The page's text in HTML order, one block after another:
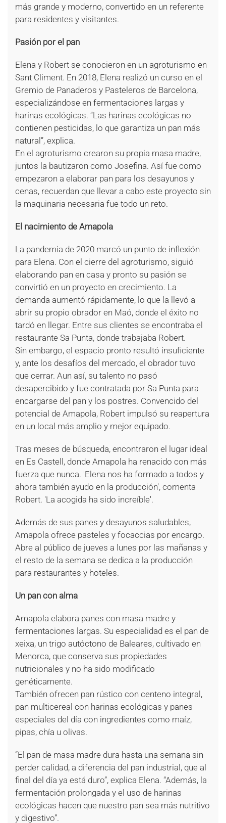
más grande y moderno, convertido en un referente
para residentes y visitantes.
Pasión por el pan
Elena y Robert se conocieron en un agroturismo en
Sant Climent. En 2018, Elena realizó un curso en el
Gremio de Panaderos y Pasteleros de Barcelona,
especializándose en fermentaciones largas y
harinas ecológicas. “Las harinas ecológicas no
contienen pesticidas, lo que garantiza un pan más
natural”, explica.
En el agroturismo crearon su propia masa madre,
juntos la bautizaron como Josefina. Así fue como
empezaron a elaborar pan para los desayunos y
cenas, recuerdan que llevar a cabo este proyecto sin
la maquinaria necesaria fue todo un reto.
El nacimiento de Amapola
La pandemia de 2020 marcó un punto de inflexión
para Elena. Con el cierre del agroturismo, siguió
elaborando pan en casa y pronto su pasión se
convirtió en un proyecto en crecimiento. La
demanda aumentó rápidamente, lo que la llevó a
abrir su propio obrador en Maó, donde el éxito no
tardó en llegar. Entre sus clientes se encontraba el
restaurante Sa Punta, donde trabajaba Robert.
Sin embargo, el espacio pronto resultó insuficiente
y, ante los desafíos del mercado, el obrador tuvo
que cerrar. Aun así, su talento no pasó
desapercibido y fue contratada por Sa Punta para
encargarse del pan y los postres. Convencido del
potencial de Amapola, Robert impulsó su reapertura
en un local más amplio y mejor equipado.
Tras meses de búsqueda, encontraron el lugar ideal
en Es Castell, donde Amapola ha renacido con más
fuerza que nunca. 'Elena nos ha formado a todos y
ahora también ayudo en la producción', comenta
Robert. 'La acogida ha sido increíble'.
Además de sus panes y desayunos saludables,
Amapola ofrece pasteles y focaccias por encargo.
Abre al público de jueves a lunes por las mañanas y
el resto de la semana se dedica a la producción
para restaurantes y hoteles.
Un pan con alma
Amapola elabora panes con masa madre y
fermentaciones largas. Su especialidad es el pan de
xeixa, un trigo autóctono de Baleares, cultivado en
Menorca, que conserva sus propiedades
nutricionales y no ha sido modificado
genéticamente.
También ofrecen pan rústico con centeno integral,
pan multicereal con harinas ecológicas y panes
especiales del día con ingredientes como maíz,
pipas, chía u olivas.
“El pan de masa madre dura hasta una semana sin
perder calidad, a diferencia del pan industrial, que al
final del día ya está duro”, explica Elena. “Además, la
fermentación prolongada y el uso de harinas
ecológicas hacen que nuestro pan sea más nutritivo
y digestivo”.